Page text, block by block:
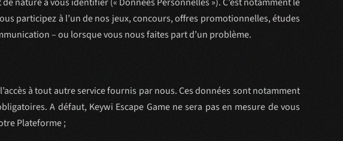
participez à l’un de nos jeux, concours, offres promotionnelles, études
– ou lorsque vous nous faites part d’un problème.
à tout autre service fournis par nous. Ces données sont notamment
A défaut, Keywi Escape Game ne sera pas en mesure de vous
Plateforme ;